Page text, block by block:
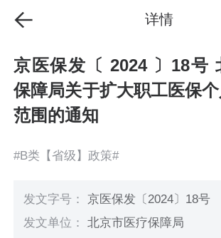
详情
京医保发〔 2024 〕18号
保障局关于扩大职工医保
范围的通知
#B类【省级】政策#
发文字号： 京医保发〔2024〕18号
发文单位：北京市医疗保障局